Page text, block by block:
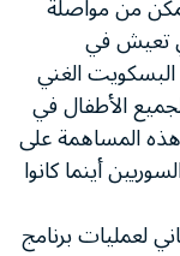
تعيش في
البسكويت الغني
الأطفال في
المساهمة على
أينما كانوا
لعمليات برنامج